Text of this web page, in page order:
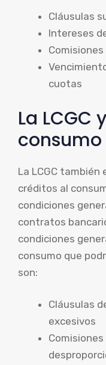
Cláusulas
Intereses
cuotas
La LCGC
consumo
La LCGC
créditos al
condiciones
contratos
condiciones
consumo que
son:
Cláusulas
excesivos